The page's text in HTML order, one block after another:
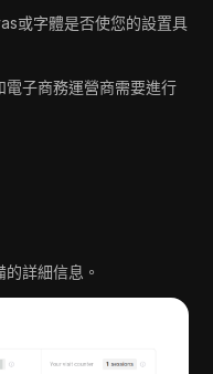
或字體是否使您的設置具
電子商務運營商需要進行
詳細信息。